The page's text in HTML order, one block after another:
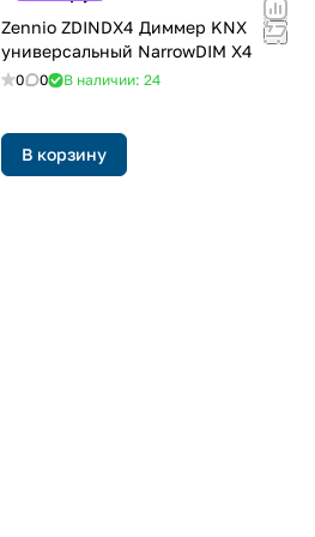
Zennio ZDINDX4 Диммер KNX
универсальный NarrowDIM X4
0 0 В наличии: 24
В корзину